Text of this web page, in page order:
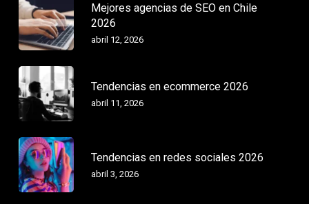
Mejores agencias de SEO en Chile
2026
abril 12, 2026
Tendencias en ecommerce 2026
abril 11, 2026
Tendencias en redes sociales 2026
abril 3, 2026